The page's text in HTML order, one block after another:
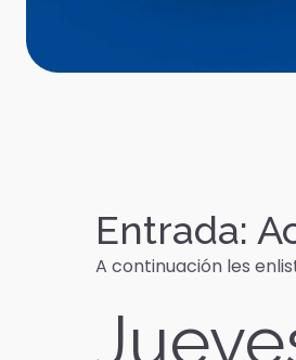
Entrada:
A continuación les